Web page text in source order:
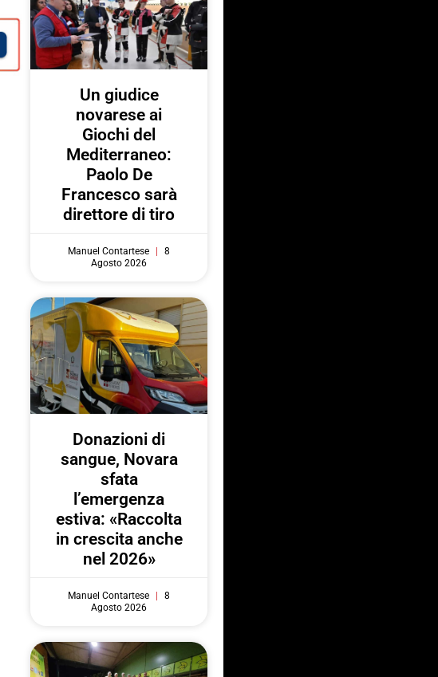
Un giudice
novarese ai
Giochi del
Mediterraneo:
Paolo De
Francesco sarà
direttore di tiro
Manuel Contartese
8
Agosto 2026
Donazioni di
sangue, Novara
sfata
l’emergenza
estiva: «Raccolta
in crescita anche
nel 2026»
Manuel Contartese
8
Agosto 2026